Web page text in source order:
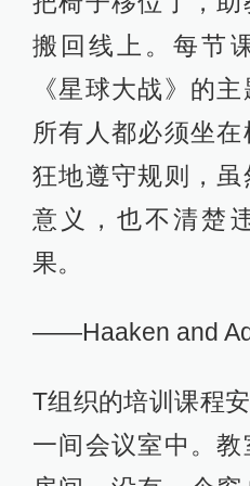
搬回线上。每节
《星球大战》的
所有人都必须坐
狂地遵守规则，
意义，也不清楚
果。
——Haaken and
T组织的培训课程
一间会议室中。